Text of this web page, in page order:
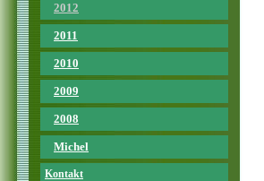
2012
2011
2010
2009
2008
Michel
Kontakt